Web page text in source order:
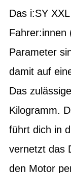
Das i:SY
Fahrer:innen
Parameter
damit auf
Das
Kilogramm.
führt dich in
vernetzt das
den Motor